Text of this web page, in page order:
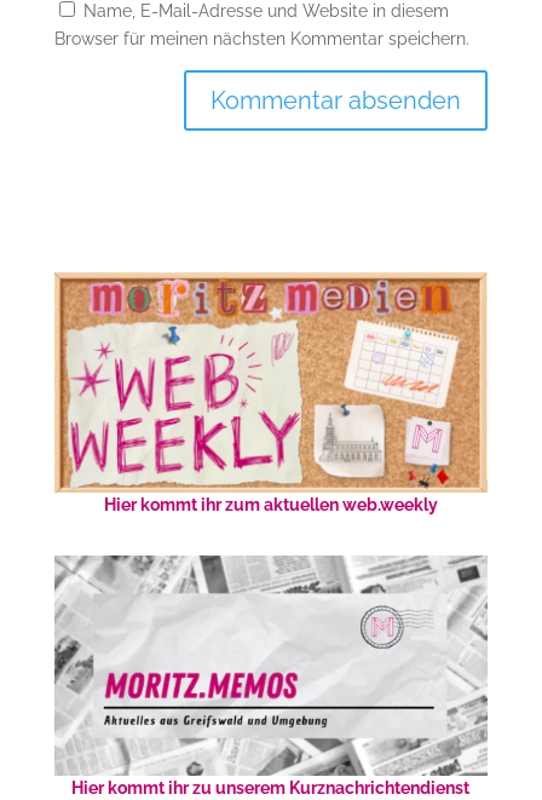
Name, E-Mail-Adresse und Website in diesem
Browser für meinen nächsten Kommentar speichern.
Hier kommt ihr zum aktuellen web.weekly
Hier kommt ihr zu unserem Kurznachrichtendienst